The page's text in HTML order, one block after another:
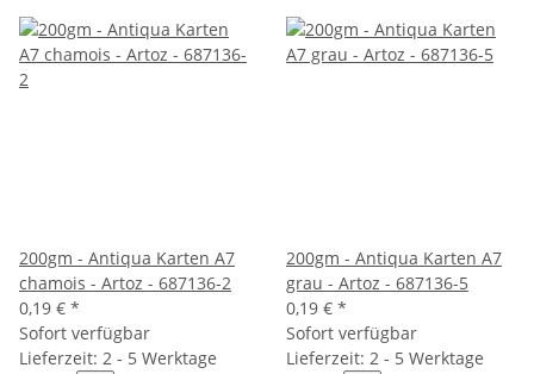
200gm - Antiqua Karten A7
chamois - Artoz - 687136-2
0,19 € *
Sofort verfügbar
Lieferzeit: 2 - 5 Werktage
200gm - Antiqua Karten A7
grau - Artoz - 687136-5
0,19 € *
Sofort verfügbar
Lieferzeit: 2 - 5 Werktage